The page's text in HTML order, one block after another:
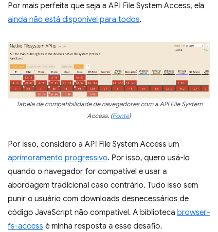
Por mais perfeita que seja a API File System Access, ela
ainda não está disponível para todos.
Tabela de compatibilidade de navegadores com a API File System
Access. (Fonte)
Por isso, considero a API File System Access um
aprimoramento progressivo. Por isso, quero usá-lo
quando o navegador for compatível e usar a
abordagem tradicional caso contrário. Tudo isso sem
punir o usuário com downloads desnecessários de
código JavaScript não compatível. A biblioteca browser-
fs-access é minha resposta a esse desafio.